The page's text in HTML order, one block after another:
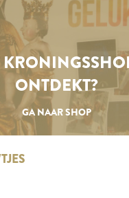
ONTDEKT?
GA NAAR SHOP